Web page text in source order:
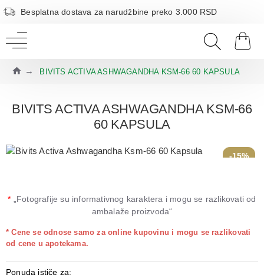
Besplatna dostava za narudžbine preko 3.000 RSD
BIVITS ACTIVA ASHWAGANDHA KSM-66 60 KAPSULA
BIVITS ACTIVA ASHWAGANDHA KSM-66
60 KAPSULA
-15%
* „Fotografije su informativnog karaktera i mogu se razlikovati od
ambalaže proizvoda“
Ponuda ističe za:
* Cene se odnose samo za online kupovinu i mogu se razlikovati
od cene u apotekama.